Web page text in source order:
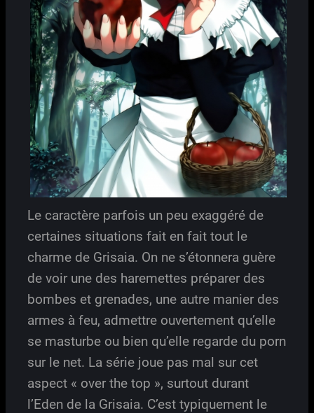
Le caractère parfois un peu exaggéré de
certaines situations fait en fait tout le
charme de Grisaia. On ne s’étonnera guère
de voir une des haremettes préparer des
bombes et grenades, une autre manier des
armes à feu, admettre ouvertement qu’elle
se masturbe ou bien qu’elle regarde du porn
sur le net. La série joue pas mal sur cet
aspect « over the top », surtout durant
l’Eden de la Grisaia. C’est typiquement le